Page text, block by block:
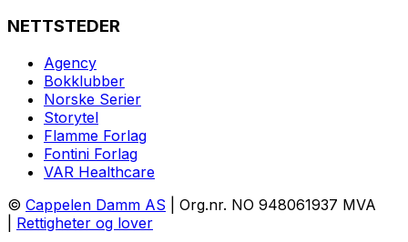
NETTSTEDER
Agency
Bokklubber
Norske Serier
Storytel
Flamme Forlag
Fontini Forlag
VAR Healthcare
© Cappelen Damm AS | Org.nr. NO 948061937 MVA
Rettigheter og lover